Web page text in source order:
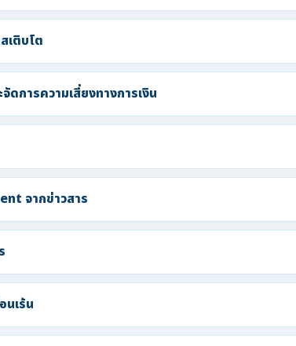
เติบโต
การความเสี่ยงทางการเงิน
จากข่าวสาร
เร้น